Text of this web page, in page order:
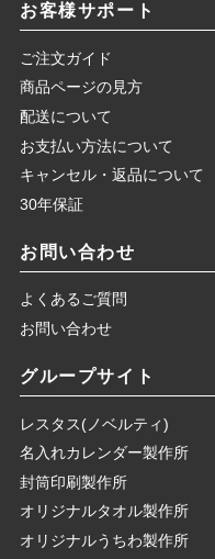
お客様サポート
ご注文ガイド
商品ページの見方
配送について
お支払い方法について
キャンセル・返品について
30年保証
お問い合わせ
よくあるご質問
お問い合わせ
グループサイト
レスタス(ノベルティ)
名入れカレンダー製作所
封筒印刷製作所
オリジナルタオル製作所
オリジナルうちわ製作所